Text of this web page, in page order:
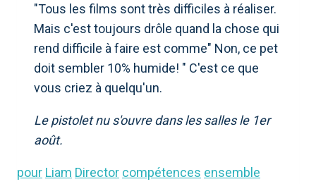
"Tous les films sont très difficiles à réaliser.
Mais c'est toujours drôle quand la chose qui
rend difficile à faire est comme" Non, ce pet
doit sembler 10% humide! " C'est ce que
vous criez à quelqu'un.
Le pistolet nu s'ouvre dans les salles le 1er
août.
pour Liam Director compétences ensemble